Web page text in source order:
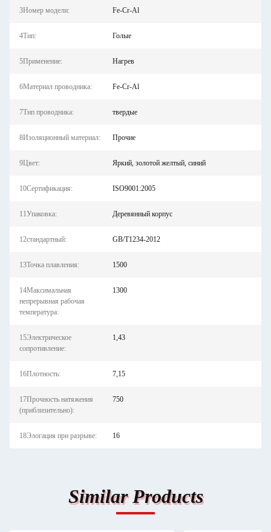
3Номер модели: Fe-Cr-Al
4Тип: Голые
5Применение: Нагрев
6Материал проводника: Fe-Cr-Al
7Тип проводника: твердые
8Изоляционный материал: Прочие
9Цвет: Яркий, золотой желтый, синий
10Сертификация: ISO9001:2005
11Упаковка: Деревянный корпус
12стандартный: GB/T1234-2012
13Точка плавления: 1500
14Максимальная
непрерывная рабочая
температура:
1300
15Электрическое
сопротивление:
1,43
16Плотность: 7,15
17Прочность натяжения
(приблизительно):
750
18Элогация при разрыве: 16
Similar Products